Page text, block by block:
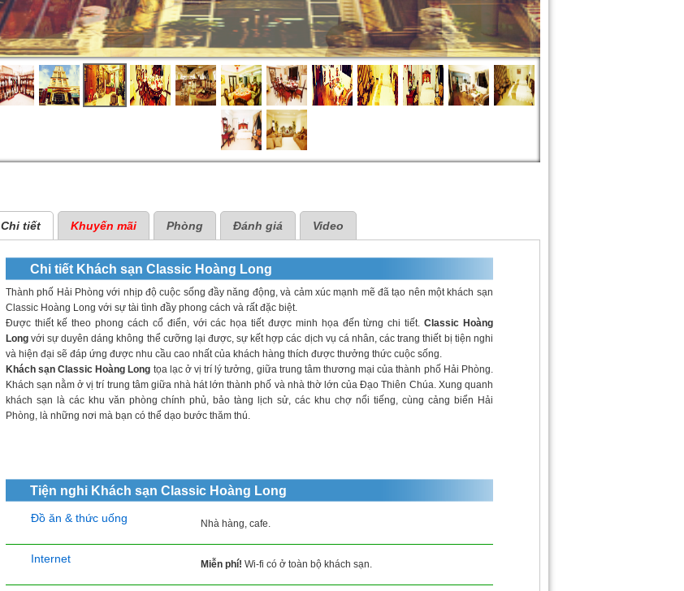
Chi tiết Khuyến mãi Phòng Đánh giá Video
Chi tiết Khách sạn Classic Hoàng Long
Thành phố Hải Phòng với nhịp độ cuộc sống đầy năng động, và cảm xúc mạnh mẽ đã tạo nên một khách sạn
Classic Hoàng Long với sự tài tình đầy phong cách và rất đặc biệt.
Được thiết kế theo phong cách cổ điển, với các họa tiết được minh họa đến từng chi tiết. Classic Hoàng
Longvới sự duyên dáng không thể cưỡng lại được, sự kết hợp các dịch vụ cá nhân, các trang thiết bị tiện nghi
và hiện đại sẽ đáp ứng được nhu cầu cao nhất của khách hàng thích được thưởng thức cuộc sống.
Khách sạn Classic Hoàng Long tọa lạc ở vị trí lý tưởng, giữa trung tâm thương mại của thành phố Hải Phòng.
Khách sạn nằm ở vị trí trung tâm giữa nhà hát lớn thành phố và nhà thờ lớn của Đạo Thiên Chúa. Xung quanh
khách sạn là các khu văn phòng chính phủ, bảo tàng lịch sử, các khu chợ nổi tiếng, cùng cảng biển Hải
Phòng, là những nơi mà bạn có thể dạo bước thăm thú.
Tiện nghi Khách sạn Classic Hoàng Long
Đồ ăn & thức uống Nhà hàng, cafe.
Internet Miễn phí! Wi-fi có ở toàn bộ khách sạn.